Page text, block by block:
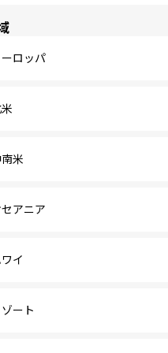
ロッパ
米
アニア
イ
ート